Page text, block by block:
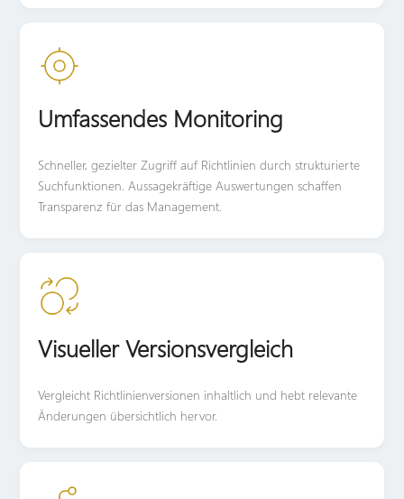
Umfassendes Monitoring
Schneller, gezielter Zugriff auf Richtlinien durch strukturierte
Suchfunktionen. Aussagekräftige Auswertungen schaffen
Transparenz für das Management.
Visueller Versionsvergleich
Vergleicht Richtlinienversionen inhaltlich und hebt relevante
Änderungen übersichtlich hervor.